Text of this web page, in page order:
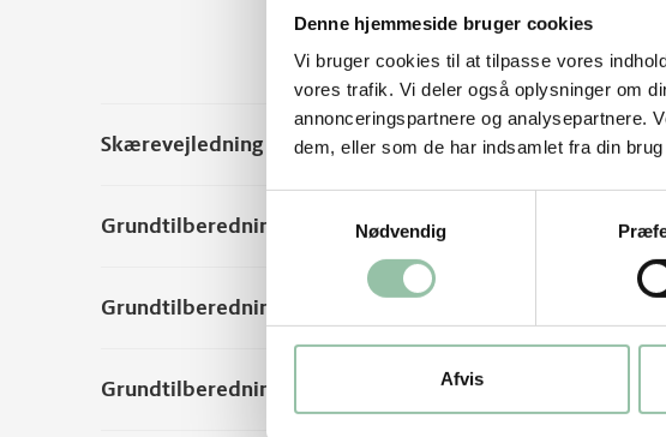
Denne hjemmeside bruger cookies
Vi bruger cookies til at tilpasse vores
vores trafik. Vi deler også oplysninger om
annonceringspartnere og analysepartnere.
dem, eller som de har indsamlet fra din
Nødvendig
Afvis
Skærevejledning
Grundtilberedningsanvisning i gryde
Grundtilberedningsanvisning i ovn
Grundtilberedningsanvisning på grill